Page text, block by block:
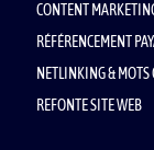
CONTENT
RÉFÉRENCEMENT
NETLINKING & MOTS
REFONTE SITE WEB